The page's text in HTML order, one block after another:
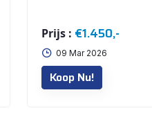
Prijs : €1.450,-
09 Mar 2026
Koop Nu!